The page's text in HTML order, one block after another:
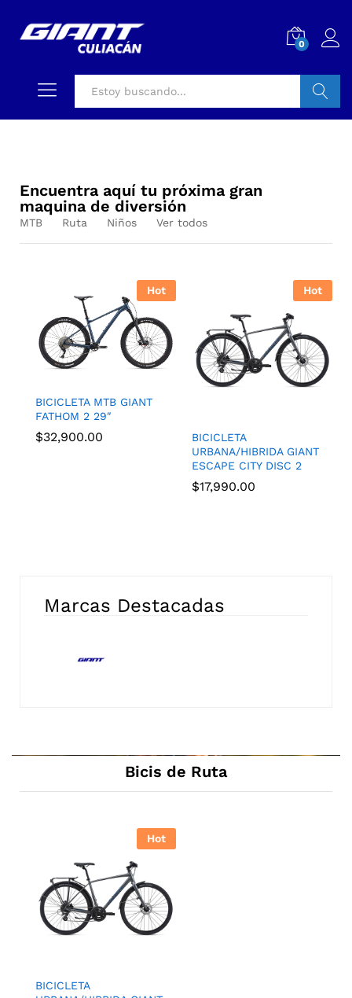
0
Encuentra aquí tu próxima gran
maquina de diversión
MTB Ruta Niños Ver todos
Hot
BICICLETA MTB GIANT
FATHOM 2 29″
$32,900.00
Hot
BICICLETA
URBANA/HIBRIDA GIANT
ESCAPE CITY DISC 2
$17,990.00
Marcas Destacadas
Bicis de Ruta
Hot
BICICLETA